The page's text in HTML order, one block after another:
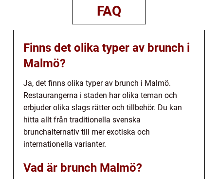
FAQ
Finns det olika typer av brunch i
Malmö?
Ja, det finns olika typer av brunch i Malmö.
Restaurangerna i staden har olika teman och
erbjuder olika slags rätter och tillbehör. Du kan
hitta allt från traditionella svenska
brunchalternativ till mer exotiska och
internationella varianter.
Vad är brunch Malmö?